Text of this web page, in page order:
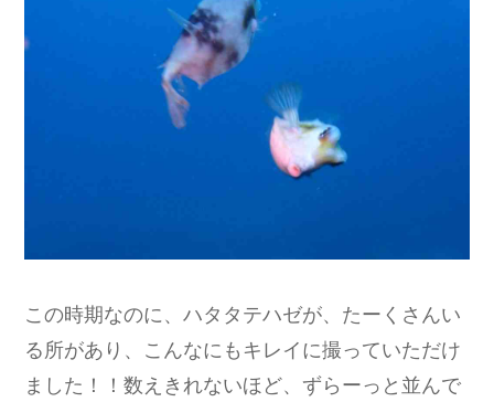
この時期なのに、ハタタテハゼが、たーくさんい
る所があり、こんなにもキレイに撮っていただけ
ました！！数えきれないほど、ずらーっと並んで